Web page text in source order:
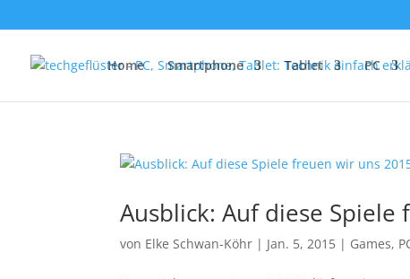
Home Smartphone Tablet PC
Ausblick: Auf diese
von Elke Schwan-Köhr | Jan. 5, 2015 | Games,